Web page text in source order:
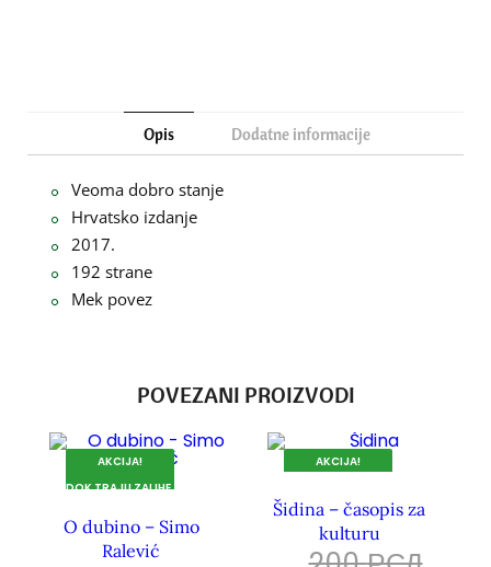
Opis Dodatne informacije
Veoma dobro stanje
Hrvatsko izdanje
2017.
192 strane
Mek povez
POVEZANI PROIZVODI
AKCIJA!
DOK TRAJU ZALIHE.
O dubino – Simo
Ralević
AKCIJA!
Šidina – časopis za
kulturu